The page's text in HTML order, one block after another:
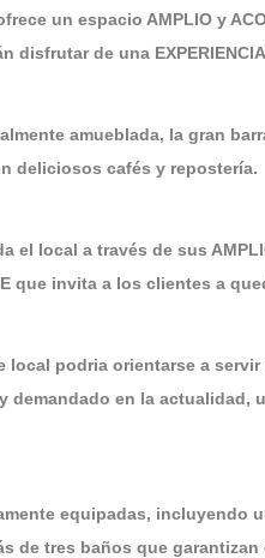
un espacio AMPLIO y
de una EXPERIENCIA
amueblada, la gran
deliciosos cafés y repostería.
el local a través de sus
que invita a los clientes a
local podria orientarse a
demandado en la actualidad,
equipadas, incluyendo
de tres baños que